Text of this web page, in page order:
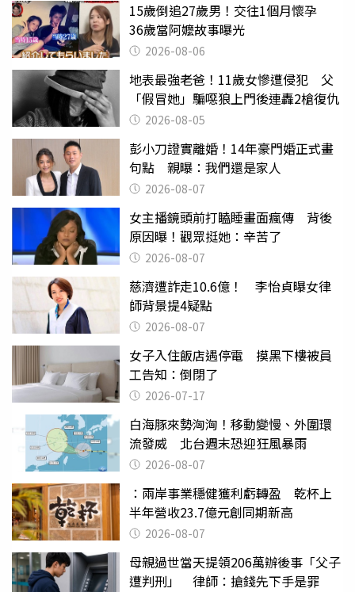
15歲倒追27歲男！交往1個月懷孕
36歲當阿嬤故事曝光
2026-08-06
地表最強老爸！11歲女慘遭侵犯 父
「假冒她」騙噁狼上門後連轟2槍復仇
2026-08-05
彭小刀證實離婚！14年豪門婚正式畫
句點 親曝：我們還是家人
2026-08-07
女主播鏡頭前打瞌睡畫面瘋傳 背後
原因曝！觀眾挺她：辛苦了
2026-08-07
慈濟遭詐走10.6億！ 李怡貞曝女律
師背景提4疑點
2026-08-07
女子入住飯店遇停電 摸黑下樓被員
工告知：倒閉了
2026-07-17
白海豚來勢洶洶！移動變慢、外圍環
流發威 北台週末恐迎狂風暴雨
2026-08-07
：兩岸事業穩健獲利虧轉盈 乾杯上
半年營收23.7億元創同期新高
2026-08-07
母親過世當天提領206萬辦後事「父子
遭判刑」 律師：搶錢先下手是罪